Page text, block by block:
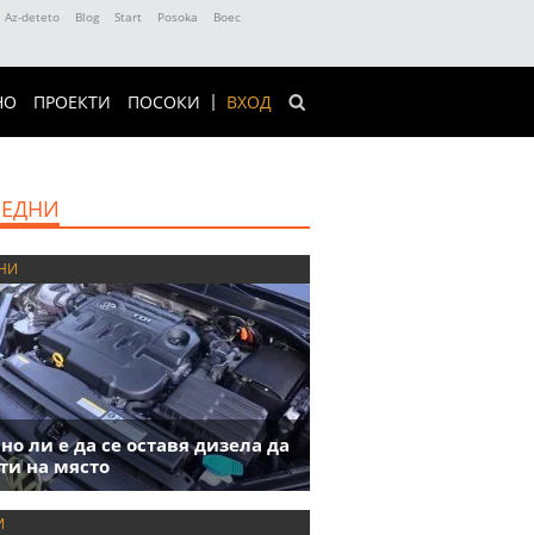
Az-deteto Blog Start Posoka
Boec
ВХОД
ПРОЕКТИ ПОСОКИ
ли е да се оставя дизела да
на място